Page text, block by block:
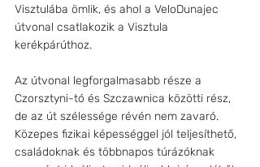
Visztulába ömlik, és ahol a VeloDunajec
útvonal csatlakozik a Visztula
kerékpárúthoz.
Az útvonal legforgalmasabb része a
Czorsztyni-tó és Szczawnica közötti rész,
de az út szélessége révén nem zavaró.
Közepes fizikai képességgel jól teljesíthető,
családoknak és többnapos túrázóknak